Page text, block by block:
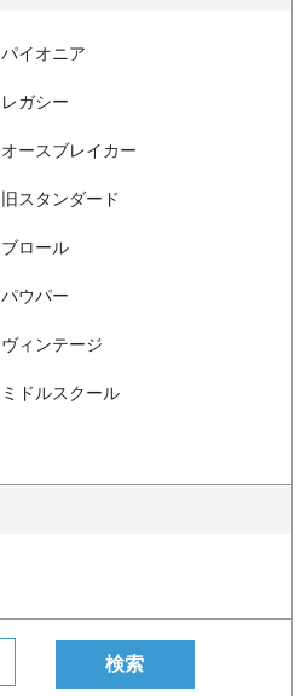
パイオニア
レガシー
オースブレイカー
旧スタンダード
ブロール
パウパー
ヴィンテージ
ミドルスクール